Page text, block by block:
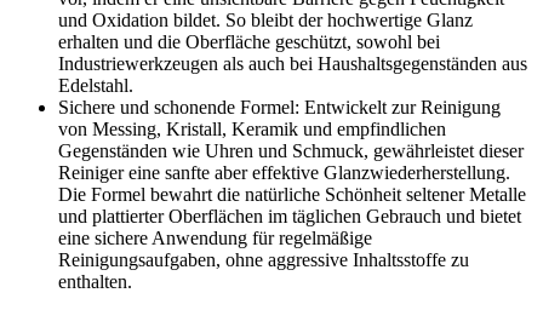
und Oxidation bildet. So bleibt der hochwertige Glanz
erhalten und die Oberfläche geschützt, sowohl bei
Industriewerkzeugen als auch bei Haushaltsgegenständen aus
Edelstahl.
Sichere und schonende Formel: Entwickelt zur Reinigung
von Messing, Kristall, Keramik und empfindlichen
Gegenständen wie Uhren und Schmuck, gewährleistet dieser
Reiniger eine sanfte aber effektive Glanzwiederherstellung.
Die Formel bewahrt die natürliche Schönheit seltener Metalle
und plattierter Oberflächen im täglichen Gebrauch und bietet
eine sichere Anwendung für regelmäßige
Reinigungsaufgaben, ohne aggressive Inhaltsstoffe zu
enthalten.